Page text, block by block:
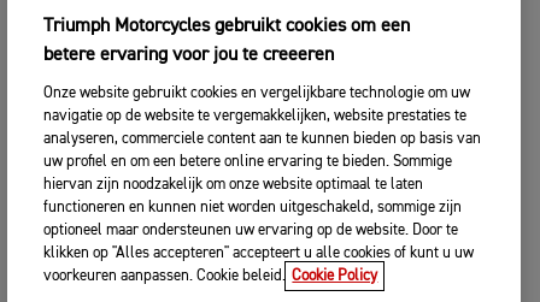
Triumph Motorcycles gebruikt cookies om een
betere ervaring voor jou te creeeren
Onze website gebruikt cookies en vergelijkbare technologie om uw
navigatie op de website te vergemakkelijken, website prestaties te
analyseren, commerciele content aan te kunnen bieden op basis van
uw profiel en om een betere online ervaring te bieden. Sommige
hiervan zijn noodzakelijk om onze website optimaal te laten
functioneren en kunnen niet worden uitgeschakeld, sommige zijn
optioneel maar ondersteunen uw ervaring op de website. Door te
klikken op "Alles accepteren" accepteert u alle cookies of kunt u uw
voorkeuren aanpassen. Cookie beleid. Cookie Policy